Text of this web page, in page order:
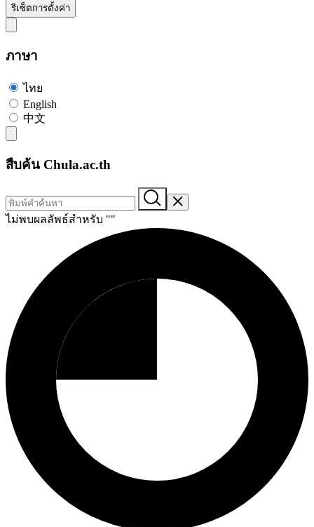
รีเซ็ตการตั้งค่า
ภาษา
ไทย
English
中文
สืบค้น Chula.ac.th
ไม่พบผลลัพธ์สำหรับ ""